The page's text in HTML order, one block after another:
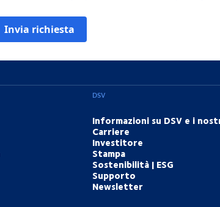
Invia richiesta
DSV
Informazioni su DSV e i
Carriere
Investitore
Stampa
Sostenibilità | ESG
Supporto
Newsletter